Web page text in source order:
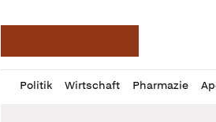
Politik Wirtschaft Pharmazie
Profil
öffnen
Daz
Pur